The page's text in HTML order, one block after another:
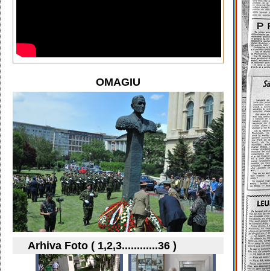
OMAGIU
Arhiva Foto ( 1,2,3............36 )